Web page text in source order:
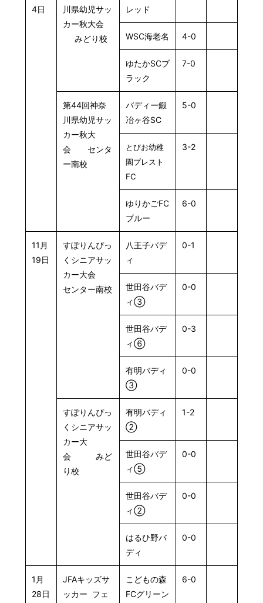
4日
川県幼児サッ
カー秋大会
みどり校
レッド
WSC海老名 4-0
ゆたかSCブ
ラック
7-0
第44回神奈
川県幼児サッ
カー秋大
会 センタ
ー南校
バディー鍛
冶ヶ谷SC
5-0
とびお幼稚
園プレスト
FC
3-2
ゆりかごFC
ブルー
6-0
11月
19日
すぽりんぴっ
くシニアサッ
カー大会
センター南校
八王子バデ
ィ
0-1
世田谷バデ
ィ③
0-0
世田谷バデ
ィ⑥
0-3
有明バディ
③
0-0
すぽりんぴっ
くシニアサッ
カー大
会 みど
り校
有明バディ
②
1-2
世田谷バデ
ィ⑤
0-0
世田谷バデ
ィ②
0-0
はるひ野バ
ディ
0-0
1月
28日
JFAキッズサ
ッカー フェ
こどもの森
FCグリーン
6-0